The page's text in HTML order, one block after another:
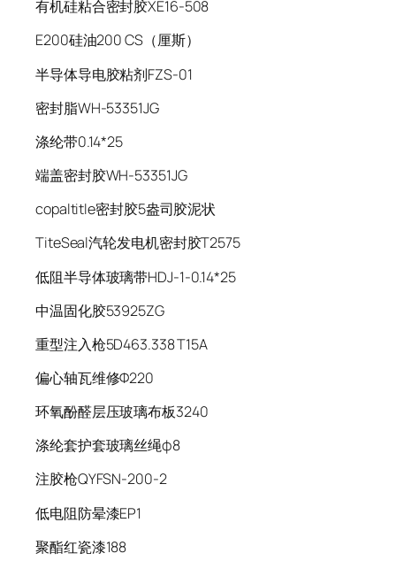
有机硅粘合密封胶XE16-508
E200硅油200 CS（厘斯）
半导体导电胶粘剂FZS-01
密封脂WH-53351JG
涤纶带0.14*25
端盖密封胶WH-53351JG
copaltitle密封胶5盎司胶泥状
TiteSeal汽轮发电机密封胶T2575
低阻半导体玻璃带HDJ-1-0.14*25
中温固化胶53925ZG
重型注入枪5D463.338 T15A
偏心轴瓦维修Ф220
环氧酚醛层压玻璃布板3240
涤纶套护套玻璃丝绳φ8
注胶枪QYFSN-200-2
低电阻防晕漆EP1
聚酯红瓷漆188